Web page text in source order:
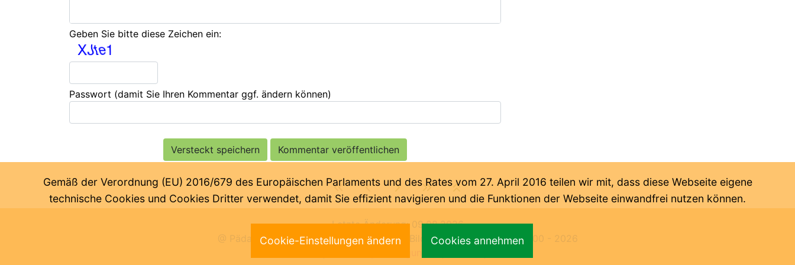
Geben Sie bitte diese Zeichen ein:
Passwort (damit Sie Ihren Kommentar ggf. ändern können)
Letzte Änderung: 09.08.2026
@ Pädagogische Abteilung der Deutschen Bildungsdirektion Bozen 2000 -
2026
Gemäß der Verordnung (EU) 2016/679 des Europäischen Parlaments und des Rates vom 27. April 2016 teilen wir mit, dass diese Webseite eigene
technische Cookies und Cookies Dritter verwendet, damit Sie effizient navigieren und die Funktionen der Webseite einwandfrei nutzen können.
Cookie-Einstellungen ändern Cookies annehmen